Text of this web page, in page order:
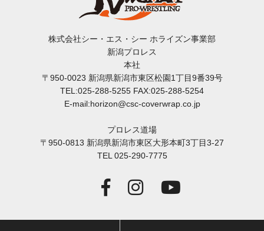
株式会社シー・エス・シー ホライズン事業部
新潟プロレス
本社
〒950-0023 新潟県新潟市東区松園1丁目9番39号
TEL:025-288-5255 FAX:025-288-5254
E-mail:horizon@csc-coverwrap.co.jp
プロレス道場
〒950-0813 新潟県新潟市東区大形本町3丁目3-27
TEL 025-290-7775